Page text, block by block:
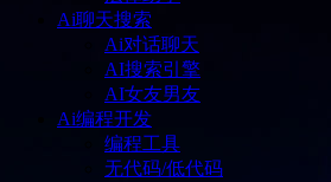
Ai聊天搜索
Ai对话聊天
AI搜索引擎
AI女友男友
Ai编程开发
编程工具
无代码/低代码